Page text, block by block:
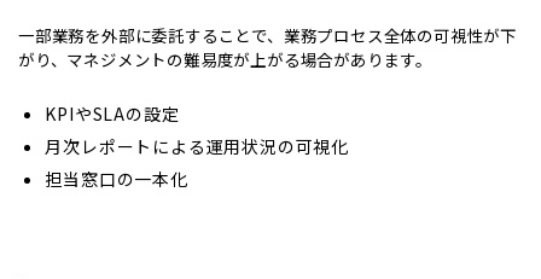
一部業務を外部に委託することで、業務プロセス全体の可視性が下
がり、マネジメントの難易度が上がる場合があります。
KPIやSLAの設定
月次レポートによる運用状況の可視化
担当窓口の一本化